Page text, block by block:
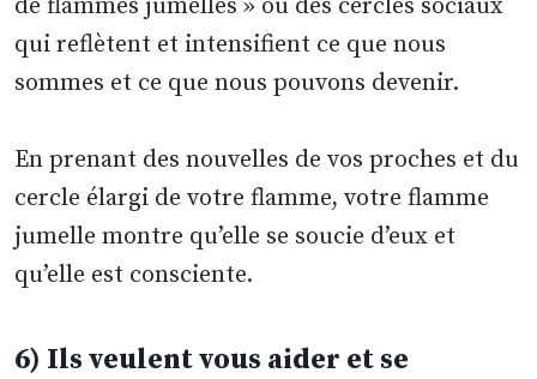
de flammes jumelles » ou des cercles sociaux
qui reflètent et intensifient ce que nous
sommes et ce que nous pouvons devenir.
En prenant des nouvelles de vos proches et du
cercle élargi de votre flamme, votre flamme
jumelle montre qu’elle se soucie d’eux et
qu’elle est consciente.
6) Ils veulent vous aider et se